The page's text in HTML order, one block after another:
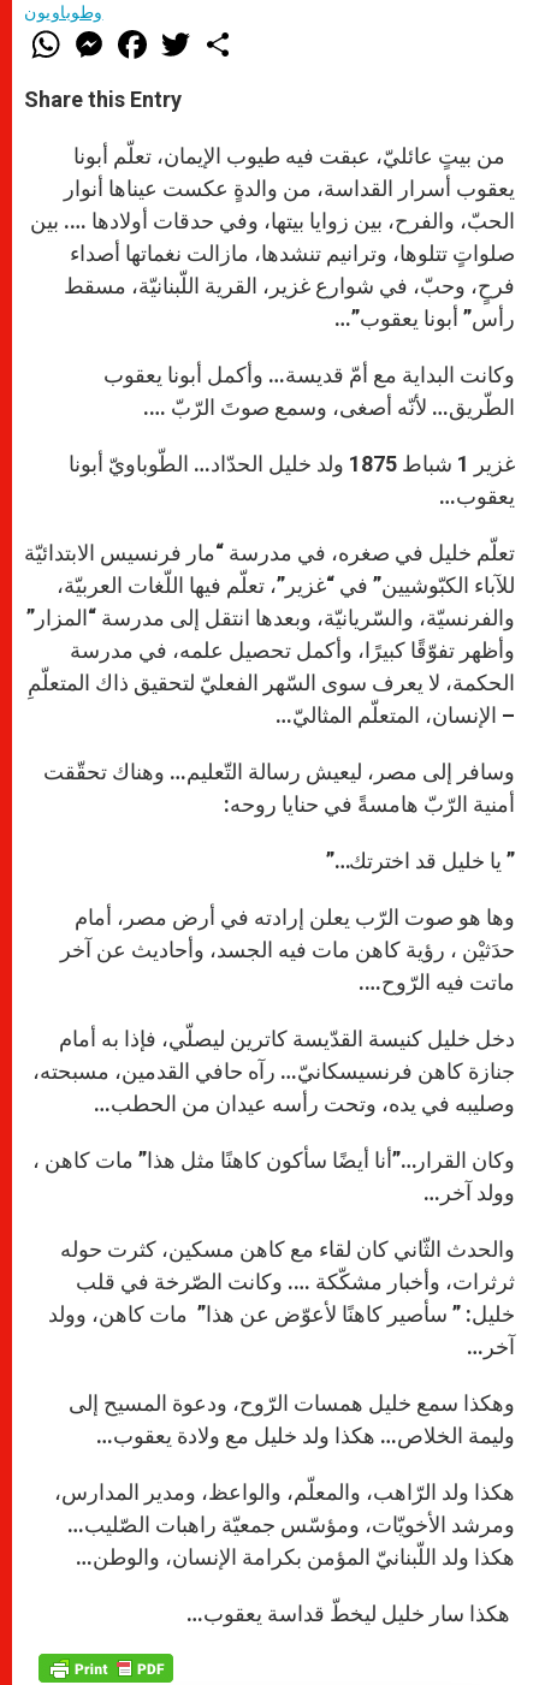
وطوباويون
W
h
t
s
p
p
M
e
s
e
e
r
F
a
e
b
k
w
Share this Entry
من بيتٍ عائليّ، عبقت فيه طيوب الإيمان، تعلّم أبونا
يعقوب أسرار القداسة، من والدةٍ عكست عيناها أنوار
الحبّ، والفرح، بين زوايا بيتها، وفي حدقات أولادها …. بين
صلواتٍ تتلوها، وترانيم تنشدها، مازالت نغماتها أصداء
فرحٍ، وحبّ، في شوارع غزير، القرية اللّبنانيّة، مسقط
رأس” أبونا يعقوب”…
وكانت البداية مع أمّ قديسة… وأكمل أبونا يعقوب
الطّريق… لأنّه أصغى، وسمع صوتَ الرّبّ ….
غزير 1 شباط 1875 ولد خليل الحدّاد… الطّوباويّ أبونا
يعقوب…
تعلّم خليل في صغره، في مدرسة “مار فرنسيس الابتدائيّة
للآباء الكبّوشيين” في “غزير”، تعلّم فيها اللّغات العربيّة،
والفرنسيّة، والسّريانيّة، وبعدها انتقل إلى مدرسة “المزار”
وأظهر تفوّقًا كبيرًا، وأكمل تحصيل علمه، في مدرسة
الحكمة، لا يعرف سوى السّهر الفعليّ لتحقيق ذاك المتعلّمِ
– الإنسان، المتعلّم المثاليّ…
وسافر إلى مصر، ليعيش رسالة التّعليم… وهناك تحقّقت
أمنية الرّبّ هامسةً في حنايا روحه:
” يا خليل قد اخترتك…”
وها هو صوت الرّب يعلن إرادته في أرض مصر، أمام
حدَثيْن ، رؤية كاهن مات فيه الجسد، وأحاديث عن آخر
ماتت فيه الرّوح….
دخل خليل كنيسة القدّيسة كاترين ليصلّي، فإذا به أمام
جنازة كاهن فرنسيسكانيّ… رآه حافي القدمين، مسبحته،
وصليبه في يده، وتحت رأسه عيدان من الحطب…
وكان القرار…”أنا أيضًا سأكون كاهنًا مثل هذا” مات كاهن ،
وولد آخر…
والحدث الثّاني كان لقاء مع كاهن مسكين، كثرت حوله
ثرثرات، وأخبار مشكّكة …. وكانت الصّرخة في قلب
خليل: ” سأصير كاهنًا لأعوّض عن هذا” مات كاهن، وولد
آخر…
وهكذا سمع خليل همسات الرّوح، ودعوة المسيح إلى
وليمة الخلاص… هكذا ولد خليل مع ولادة يعقوب…
هكذا ولد الرّاهب، والمعلّم، والواعظ، ومدير المدارس،
ومرشد الأخويّات، ومؤسّس جمعيّة راهبات الصّليب…
هكذا ولد اللّبنانيّ المؤمن بكرامة الإنسان، والوطن…
هكذا سار خليل ليخطّ قداسة يعقوب…